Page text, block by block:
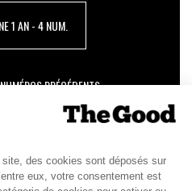
1 AN - 4 NUM.
PRÉCÉDENTS
digitale